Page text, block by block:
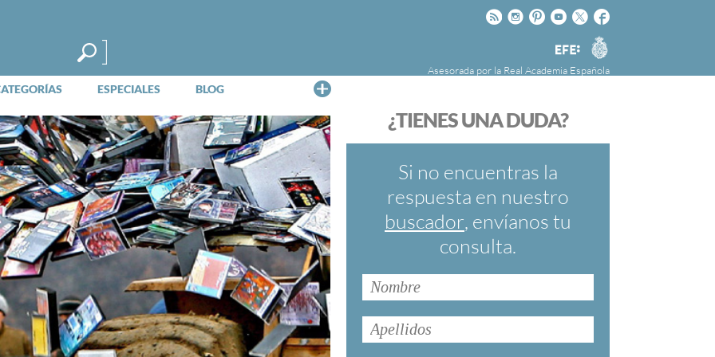
Facebook
Twitter
Youtube
Pinteres
Instagram
Rss
Agencia
EFE
Asesorada por la Real Academia Española
ESPECIALES BLOG
FundéuRAE es una fundación patrocinada por
cuyo objetivo es colaborar con el buen uso del
español en los medios de comunicación y en
Internet.
¿TIENES UNA DUDA?
Si no encuentras la
respuesta en nuestro
buscador, envíanos tu
consulta.